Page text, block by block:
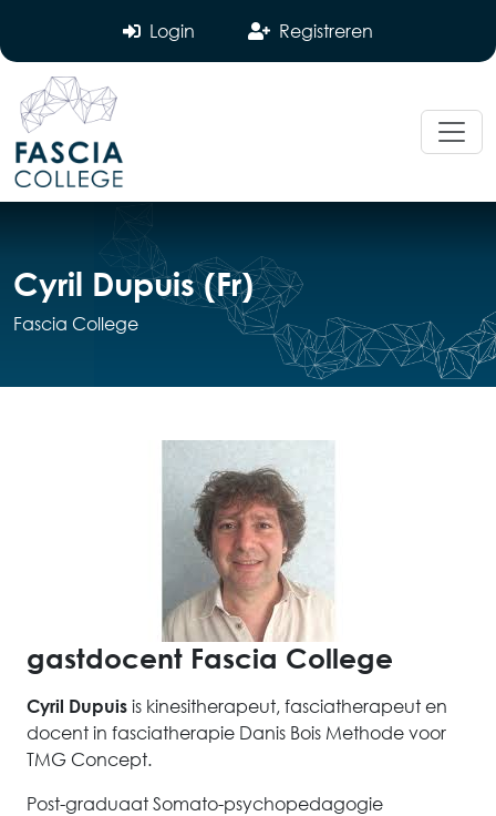
Login Registreren
Cyril Dupuis (Fr)
Fascia College
gastdocent Fascia College
Cyril Dupuis is kinesitherapeut, fasciatherapeut en
docent in fasciatherapie Danis Bois Methode voor
TMG Concept.
Post-graduaat Somato-psychopedagogie